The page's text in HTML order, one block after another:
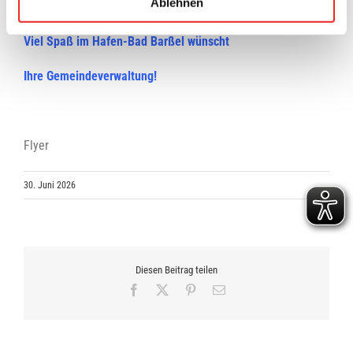
entnommen werden können!
Viel Spaß im Hafen-Bad Barßel wünscht
Ihre Gemeindeverwaltung!
Flyer
30. Juni 2026
Diesen Beitrag teilen
Facebook Pinterest
E-